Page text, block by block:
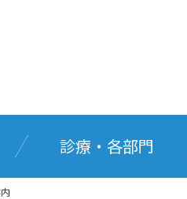
診療・各部門